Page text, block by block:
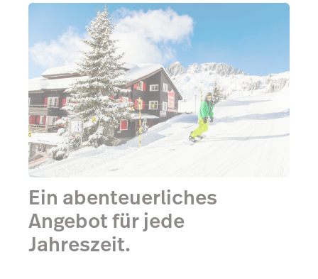
Ein abenteuerliches
Angebot für jede
Jahreszeit.